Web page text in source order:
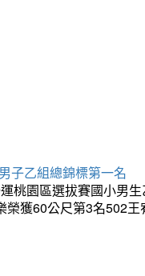
子乙組總錦標第一名
桃園區選拔賽國小男
獲60公尺第3名502